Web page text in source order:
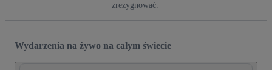
zrezygnować.
Wydarzenia na żywo na całym świecie